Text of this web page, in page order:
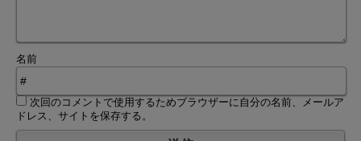
名前
次回のコメントで使用するためブラウザーに自分の名前、メールア
ドレス、サイトを保存する。